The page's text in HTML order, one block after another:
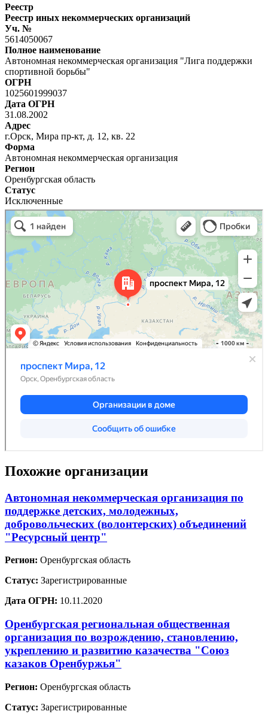
Реестр
Реестр иных некоммерческих организаций
Уч. №
5614050067
Полное наименование
Автономная некоммерческая организация "Лига поддержки
спортивной борьбы"
ОГРН
1025601999037
Дата ОГРН
31.08.2002
Адрес
г.Орск, Мира пр-кт, д. 12, кв. 22
Форма
Автономная некоммерческая организация
Регион
Оренбургская область
Статус
Исключенные
Похожие организации
Автономная некоммерческая организация по
поддержке детских, молодежных,
добровольческих (волонтерских) объединений
"Ресурсный центр"
Регион: Оренбургская область
Статус: Зарегистрированные
Дата ОГРН: 10.11.2020
Оренбургская региональная общественная
организация по возрождению, становлению,
укреплению и развитию казачества "Союз
казаков Оренбуржья"
Регион: Оренбургская область
Статус: Зарегистрированные